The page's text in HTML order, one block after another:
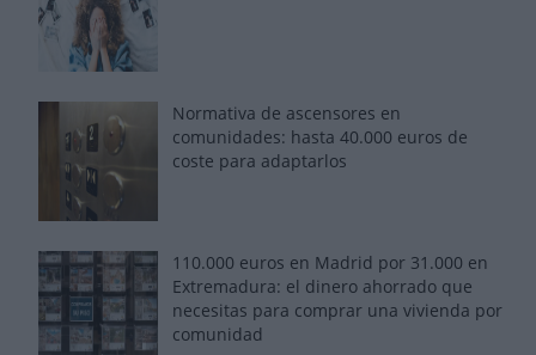
Normativa de ascensores en
comunidades: hasta 40.000 euros de
coste para adaptarlos
110.000 euros en Madrid por 31.000 en
Extremadura: el dinero ahorrado que
necesitas para comprar una vivienda por
comunidad